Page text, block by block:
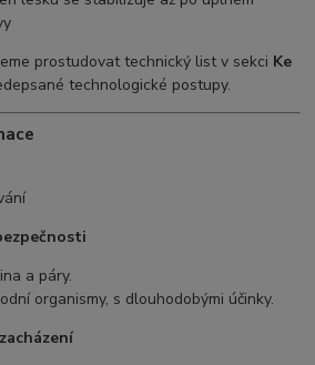
prostudovat technický list v sekci Ke
technologické postupy.
a páry.
organismy, s dlouhodobými účinky.